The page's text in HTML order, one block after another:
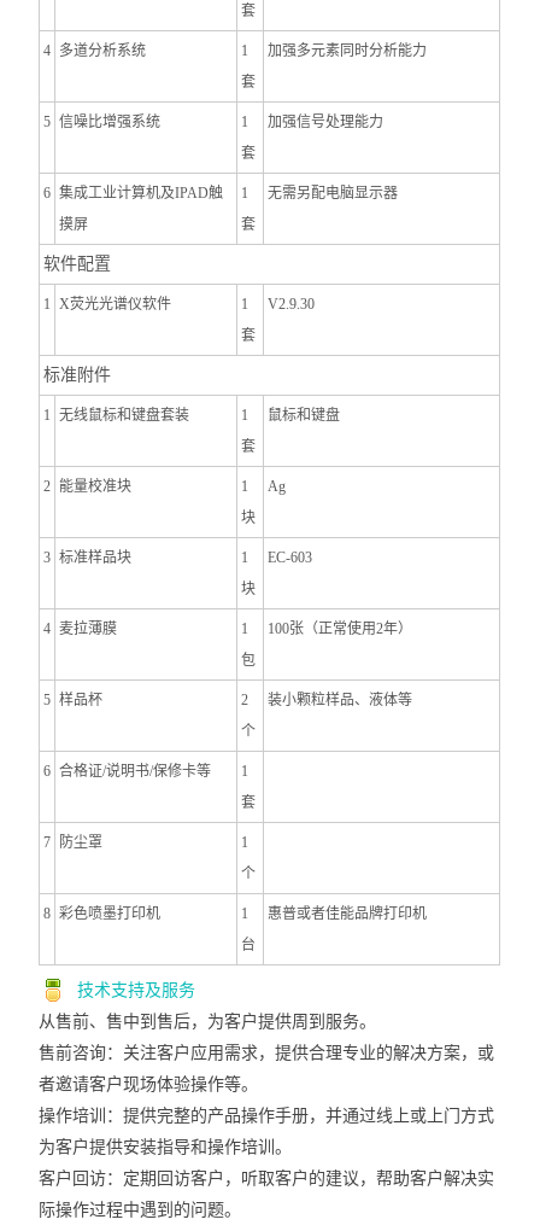
套
4 多道分析系统
1
套
加强多元素同时分析能力
5 信噪比增强系统
1
套
加强信号处理能力
6 集成工业计算机及IPAD触
摸屏
1
套
无需另配电脑显示器
软件配置
1 X荧光光谱仪软件
1
套
V2.9.30
标准附件
1 无线鼠标和键盘套装
1
套
鼠标和键盘
2 能量校准块
1
块
Ag
3 标准样品块
1
块
EC-603
4 麦拉薄膜
1
包
100张（正常使用2年）
5 样品杯
2
个
装小颗粒样品、液体等
6 合格证/说明书/保修卡等
1
套
7 防尘罩
1
个
8 彩色喷墨打印机
1
台
惠普或者佳能品牌打印机
技术支持及服务
从售前、售中到售后，为客户提供周到服务。
售前咨询： 关注客户应用需求，提供合理专业的解决方案，或
者邀请客户现场体验操作等。
操作培训：提供完整的产品操作手册，并通过线上或上门方式
为客户提供安装指导和操作培训。
客户回访： 定期回访客户，听取客户的建议，帮助客户解决实
际操作过程中遇到的问题。